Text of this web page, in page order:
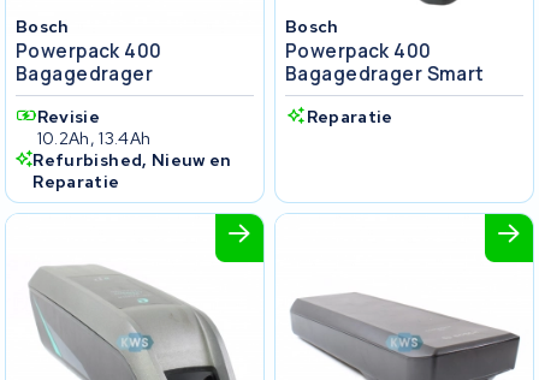
Bosch
Powerpack 400
Bagagedrager
Revisie
10.2Ah, 13.4Ah
Refurbished, Nieuw en
Reparatie
Bosch
Powerpack 400
Bagagedrager Smart
Reparatie